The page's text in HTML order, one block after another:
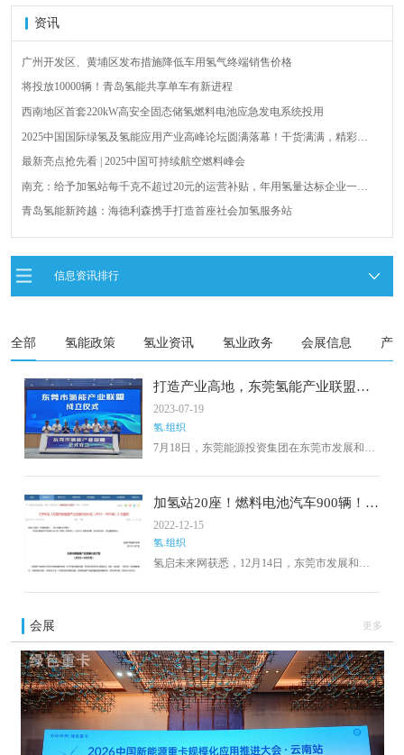
资讯
广州开发区、黄埔区发布措施降低车用氢气终端销售价格
将投放10000辆！青岛氢能共享单车有新进程
西南地区首套220kW高安全固态储氢燃料电池应急发电系统投用
2025中国国际绿氢及氢能应用产业高峰论坛圆满落幕！干货满满，精彩瞬
最新亮点抢先看 | 2025中国可持续航空燃料峰会
南充：给予加氢站每千克不超过20元的运营补贴，年用氢量达标企业一次
青岛氢能新跨越：海德利森携手打造首座社会加氢服务站
全球首台套！240吨氢能矿用刚性自卸车联合开发协议签署暨项目阶段开发
荷兰氢能产业联盟到访天德工业装备，与市区相关领导就威海文登区氢能
信息资讯排行
全部 氢能政策 氢业资讯 氢业政务 会展信息 产
打造产业高地，东莞氢能产业联盟成
立
2023-07-19
氢.组织
7月18日，东莞能源投资集团在东莞市发展和改
导下，牵头成立了东莞市氢能产业联盟。这个
联盟将有效地对接政府服务与企业发展，推动
氢能源项目的示范应用，加快核心技术的研发
推广，并构建完善的东莞氢能产业链体系，以
打造东莞氢能源产业高地。
加氢站20座！燃料电池汽车900辆！东
莞发布新能源产业发展行动计划
（2022-2025年）
2022-12-15
氢.组织
氢启未来网获悉，12月14日，东莞市发展和改
动计划（2022-2025年）》的通知。
会展 更多